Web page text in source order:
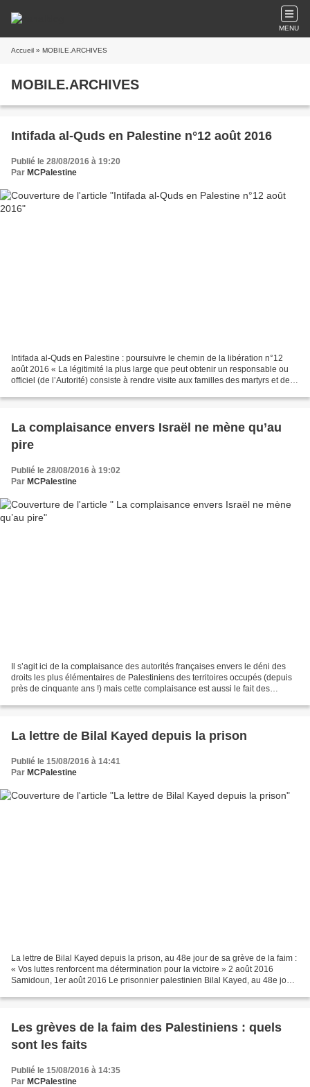
MENU
Accueil » MOBILE.ARCHIVES
MOBILE.ARCHIVES
Intifada al-Quds en Palestine n°12 août 2016
Publié le 28/08/2016 à 19:20
Par MCPalestine
Intifada al-Quds en Palestine : poursuivre le chemin de la libération n°12
août 2016 « La légitimité la plus large que peut obtenir un responsable ou
officiel (de l’Autorité) consiste à rendre visite aux familles des martyrs et des
La complaisance envers Israël ne mène qu’au
pire
Publié le 28/08/2016 à 19:02
Par MCPalestine
Il s’agit ici de la complaisance des autorités françaises envers le déni des
droits les plus élémentaires de Palestiniens des territoires occupés (depuis
près de cinquante ans !) mais cette complaisance est aussi le fait des
La lettre de Bilal Kayed depuis la prison
Publié le 15/08/2016 à 14:41
Par MCPalestine
La lettre de Bilal Kayed depuis la prison, au 48e jour de sa grève de la faim :
« Vos luttes renforcent ma détermination pour la victoire » 2 août 2016
Samidoun, 1er août 2016 Le prisonnier palestinien Bilal Kayed, au 48e jour
Les grèves de la faim des Palestiniens : quels
sont les faits
Publié le 15/08/2016 à 14:35
Par MCPalestine